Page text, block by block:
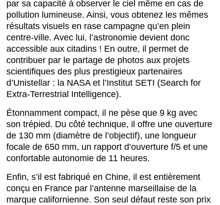
par sa capacité à observer le ciel même en cas de
pollution lumineuse. Ainsi, vous obtenez les mêmes
résultats visuels en rase campagne qu’en plein
centre-ville. Avec lui, l’astronomie devient donc
accessible aux citadins ! En outre, il permet de
contribuer par le partage de photos aux projets
scientifiques des plus prestigieux partenaires
d’Unistellar : la NASA et l’Institut SETI (Search for
Extra-Terrestrial Intelligence).
Étonnamment compact, il ne pèse que 9 kg avec
son trépied. Du côté technique, il offre une ouverture
de 130 mm (diamètre de l’objectif), une longueur
focale de 650 mm, un rapport d’ouverture f/5 et une
confortable autonomie de 11 heures.
Enfin, s’il est fabriqué en Chine, il est entièrement
conçu en France par l’antenne marseillaise de la
marque californienne. Son seul défaut reste son prix